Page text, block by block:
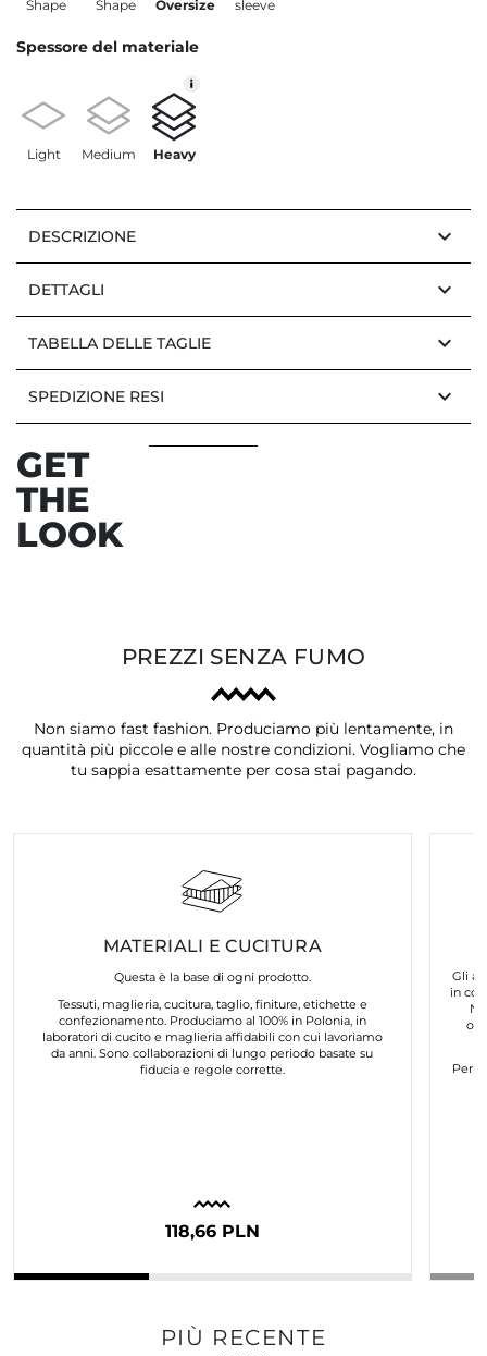
Shape
Shape
Oversize
sleeve
Spessore del materiale
Light Medium Heavy
DESCRIZIONE keyboard_arrow_down
DETTAGLI keyboard_arrow_down
TABELLA DELLE TAGLIE keyboard_arrow_down
SPEDIZIONE RESI keyboard_arrow_down
GET
THE
LOOK
PREZZI SENZA FUMO
Non siamo fast fashion. Produciamo più lentamente, in
quantità più piccole e alle nostre condizioni. Vogliamo che
tu sappia esattamente per cosa stai pagando.
MATERIALI E CUCITURA
Questa è la base di ogni prodotto.
Tessuti, maglieria, cucitura, taglio, finiture, etichette e
confezionamento. Produciamo al 100% in Polonia, in
laboratori di cucito e maglieria affidabili con cui lavoriamo
da anni. Sono collaborazioni di lungo periodo basate su
fiducia e regole corrette.
118,66 PLN
Gli
in
Per
PIÙ RECENTE